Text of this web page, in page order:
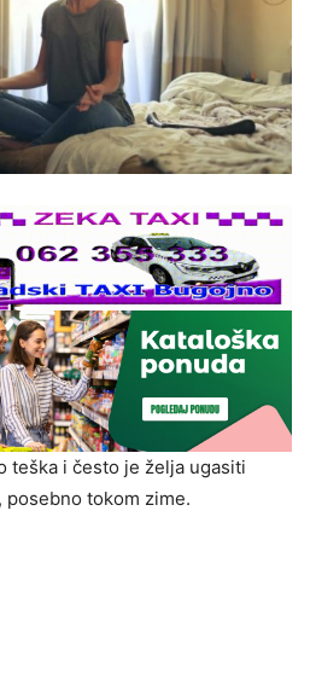
teška i često je želja ugasiti
posebno tokom zime.